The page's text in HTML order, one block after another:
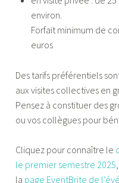
environ.
Forfait minimum de
euros
Des tarifs préférentiels
aux visites collectives en
Pensez à constituer des
ou vos collègues pour
Cliquez pour connaître le
le premier semestre 2025
la page EventBrite de